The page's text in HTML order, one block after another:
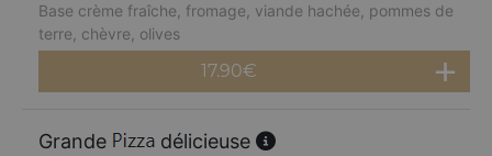
Base crème fraîche, fromage, viande hachée, pommes de
terre, chèvre, olives
17.90€
Grande délicieuse